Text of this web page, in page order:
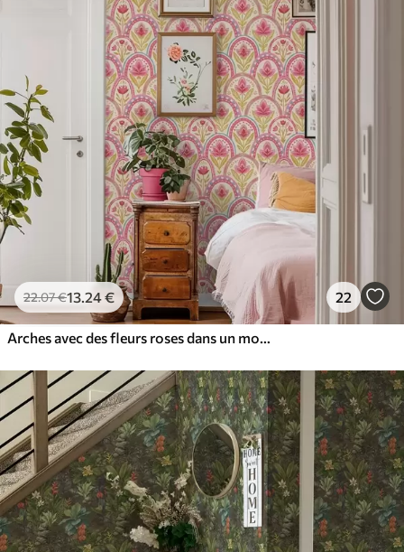
22.07€13.24€ 22
Arches avec des fleurs roses dans un motif de style folklorique